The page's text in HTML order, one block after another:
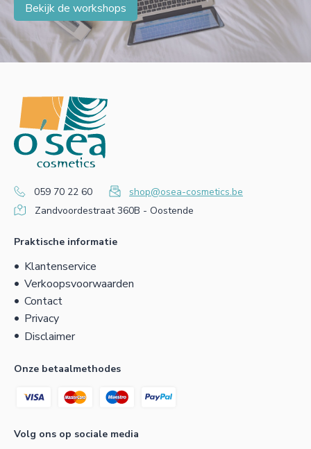
Bekijk de workshops
059 70 22 60
shop@osea-cosmetics.be
Zandvoordestraat 360B - Oostende
Praktische informatie
Klantenservice
Verkoopsvoorwaarden
Contact
Privacy
Disclaimer
Onze betaalmethodes
Volg ons op sociale media